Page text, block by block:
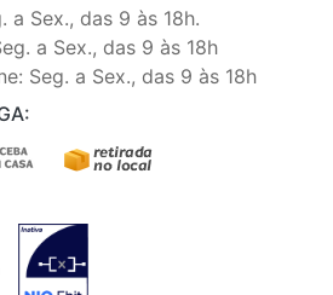
a Sex., das 9 às 18h.
a Sex., das 9 às 18h
Seg. a Sex., das 9 às 18h